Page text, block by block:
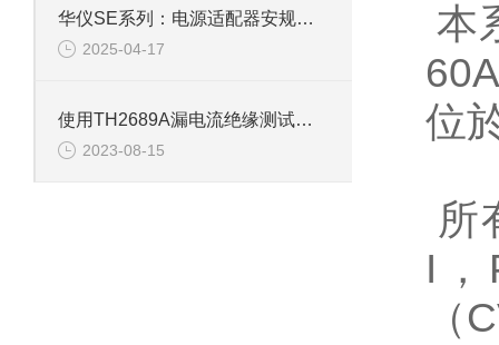
华仪SE系列：电源适配器安规测试的高效合规利器
2025-04-17
使用TH2689A漏电流绝缘测试仪进行测试时要注意什么
2023-08-15
本
位
所
I，
（